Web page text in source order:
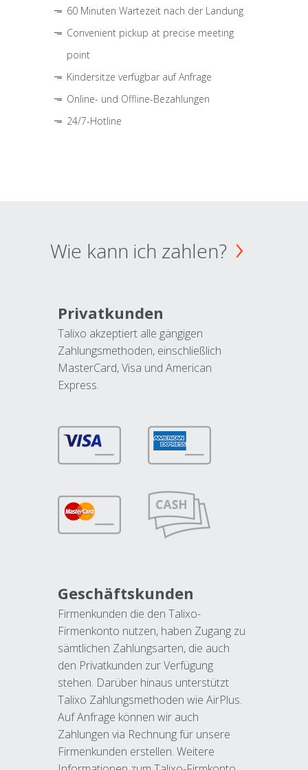
60 Minuten Wartezeit nach der Landung
Convenient pickup at precise meeting
point
Kindersitze verfügbar auf Anfrage
Online- und Offline-Bezahlungen
24/7-Hotline
Wie kann ich zahlen?
Privatkunden
Talixo akzeptiert alle gängigen
Zahlungsmethoden, einschließlich
MasterCard, Visa und American
Express.
Geschäftskunden
Firmenkunden die den Talixo-
Firmenkonto nutzen, haben Zugang zu
sämtlichen Zahlungsarten, die auch
den Privatkunden zur Verfügung
stehen. Darüber hinaus unterstützt
Talixo Zahlungsmethoden wie AirPlus.
Auf Anfrage können wir auch
Zahlungen via Rechnung für unsere
Firmenkunden erstellen. Weitere